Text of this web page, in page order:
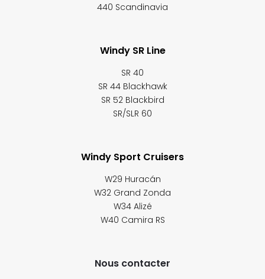
440 Scandinavia
Windy SR Line
SR 40
SR 44 Blackhawk
SR 52 Blackbird
SR/SLR 60
Windy Sport Cruisers
W29 Huracán
W32 Grand Zonda
W34 Alizé
W40 Camira RS
Nous contacter